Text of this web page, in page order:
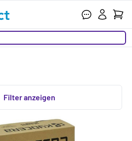
Ihr
Filter anzeigen